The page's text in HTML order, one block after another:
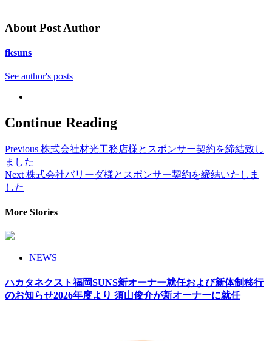
About Post Author
fksuns
See author's posts
Continue Reading
Previous 株式会社材光工務店様とスポンサー契約を締結致し
ました
Next 株式会社バリーダ様とスポンサー契約を締結いたしま
した
More Stories
NEWS
ハカタネクスト福岡SUNS新オーナー就任および新体制移行
のお知らせ2026年度より 須山俊介が新オーナーに就任